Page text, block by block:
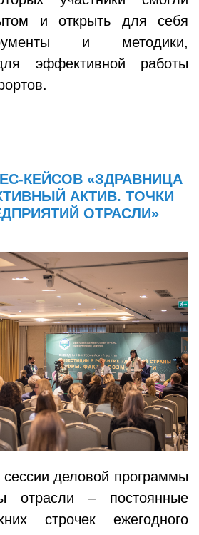
и открыть для себя
и методики,
эффективной работы
КЕЙСОВ «ЗДРАВНИЦА
АКТИВ. ТОЧКИ
ОТРАСЛИ»
деловой программы
отрасли – постоянные
строчек ежегодного